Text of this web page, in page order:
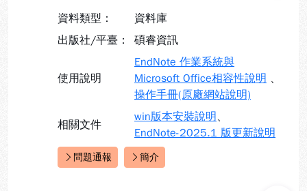
資料類型：
資料庫
出版社/平臺：
碩睿資訊
使用說明
EndNote 作業系統與
Microsoft Office相容性說明 、
操作手冊(原廠網站說明)
相關文件
win版本安裝說明 、
EndNote-2025.1 版更新說明
快速連結：
問題通報 簡介